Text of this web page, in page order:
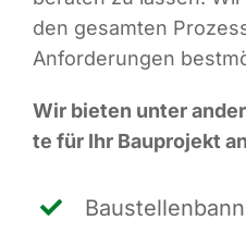
den gesam­ten
Anfor­de­run­gen
Wir bie­ten unter
te für Ihr Bau­pro­jekt